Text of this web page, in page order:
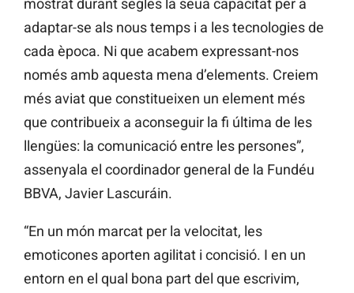
mostrat durant segles la seua capacitat per a
adaptar-se als nous temps i a les tecnologies de
cada època. Ni que acabem expressant-nos
només amb aquesta mena d’elements. Creiem
més aviat que constitueixen un element més
que contribueix a aconseguir la fi última de les
llengües: la comunicació entre les persones”,
assenyala el coordinador general de la Fundéu
BBVA, Javier Lascuráin.
“En un món marcat per la velocitat, les
emoticones aporten agilitat i concisió. I en un
entorn en el qual bona part del que escrivim,